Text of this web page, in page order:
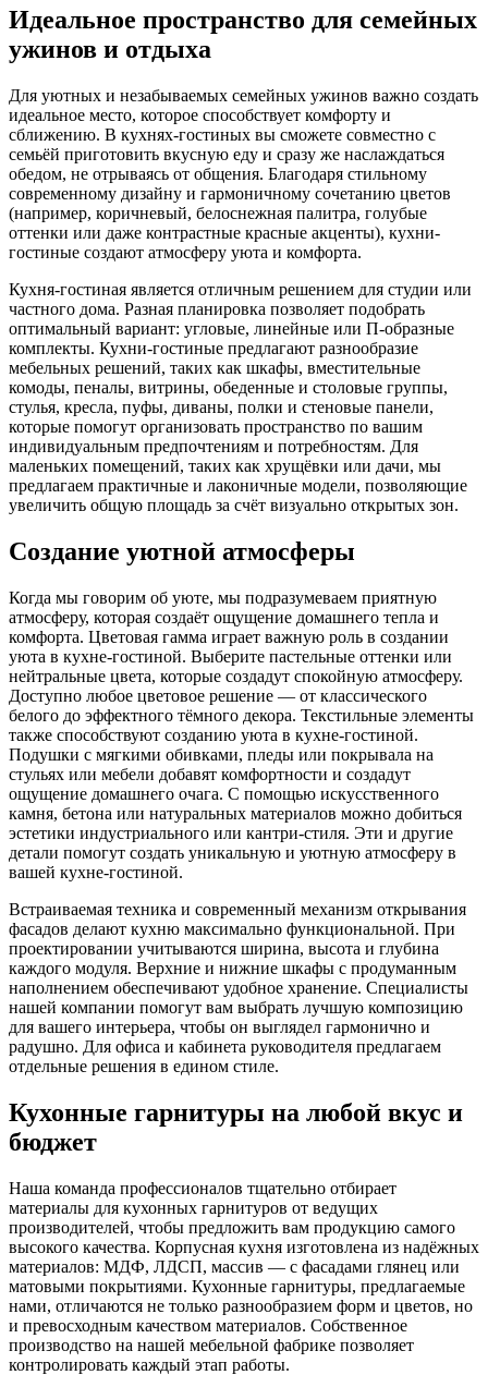
Идеальное пространство для семейных
ужинов и отдыха
Для уютных и незабываемых семейных ужинов важно создать
идеальное место, которое способствует комфорту и
сближению. В кухнях-гостиных вы сможете совместно с
семьёй приготовить вкусную еду и сразу же наслаждаться
обедом, не отрываясь от общения. Благодаря стильному
современному дизайну и гармоничному сочетанию цветов
(например, коричневый, белоснежная палитра, голубые
оттенки или даже контрастные красные акценты), кухни-
гостиные создают атмосферу уюта и комфорта.
Кухня-гостиная является отличным решением для студии или
частного дома. Разная планировка позволяет подобрать
оптимальный вариант: угловые, линейные или П-образные
комплекты. Кухни-гостиные предлагают разнообразие
мебельных решений, таких как шкафы, вместительные
комоды, пеналы, витрины, обеденные и столовые группы,
стулья, кресла, пуфы, диваны, полки и стеновые панели,
которые помогут организовать пространство по вашим
индивидуальным предпочтениям и потребностям. Для
маленьких помещений, таких как хрущёвки или дачи, мы
предлагаем практичные и лаконичные модели, позволяющие
увеличить общую площадь за счёт визуально открытых зон.
Создание уютной атмосферы
Когда мы говорим об уюте, мы подразумеваем приятную
атмосферу, которая создаёт ощущение домашнего тепла и
комфорта. Цветовая гамма играет важную роль в создании
уюта в кухне-гостиной. Выберите пастельные оттенки или
нейтральные цвета, которые создадут спокойную атмосферу.
Доступно любое цветовое решение — от классического
белого до эффектного тёмного декора. Текстильные элементы
также способствуют созданию уюта в кухне-гостиной.
Подушки с мягкими обивками, пледы или покрывала на
стульях или мебели добавят комфортности и создадут
ощущение домашнего очага. С помощью искусственного
камня, бетона или натуральных материалов можно добиться
эстетики индустриального или кантри-стиля. Эти и другие
детали помогут создать уникальную и уютную атмосферу в
вашей кухне-гостиной.
Встраиваемая техника и современный механизм открывания
фасадов делают кухню максимально функциональной. При
проектировании учитываются ширина, высота и глубина
каждого модуля. Верхние и нижние шкафы с продуманным
наполнением обеспечивают удобное хранение. Специалисты
нашей компании помогут вам выбрать лучшую композицию
для вашего интерьера, чтобы он выглядел гармонично и
радушно. Для офиса и кабинета руководителя предлагаем
отдельные решения в едином стиле.
Кухонные гарнитуры на любой вкус и
бюджет
Наша команда профессионалов тщательно отбирает
материалы для кухонных гарнитуров от ведущих
производителей, чтобы предложить вам продукцию самого
высокого качества. Корпусная кухня изготовлена из надёжных
материалов: МДФ, ЛДСП, массив — с фасадами глянец или
матовыми покрытиями. Кухонные гарнитуры, предлагаемые
нами, отличаются не только разнообразием форм и цветов, но
и превосходным качеством материалов. Собственное
производство на нашей мебельной фабрике позволяет
контролировать каждый этап работы.